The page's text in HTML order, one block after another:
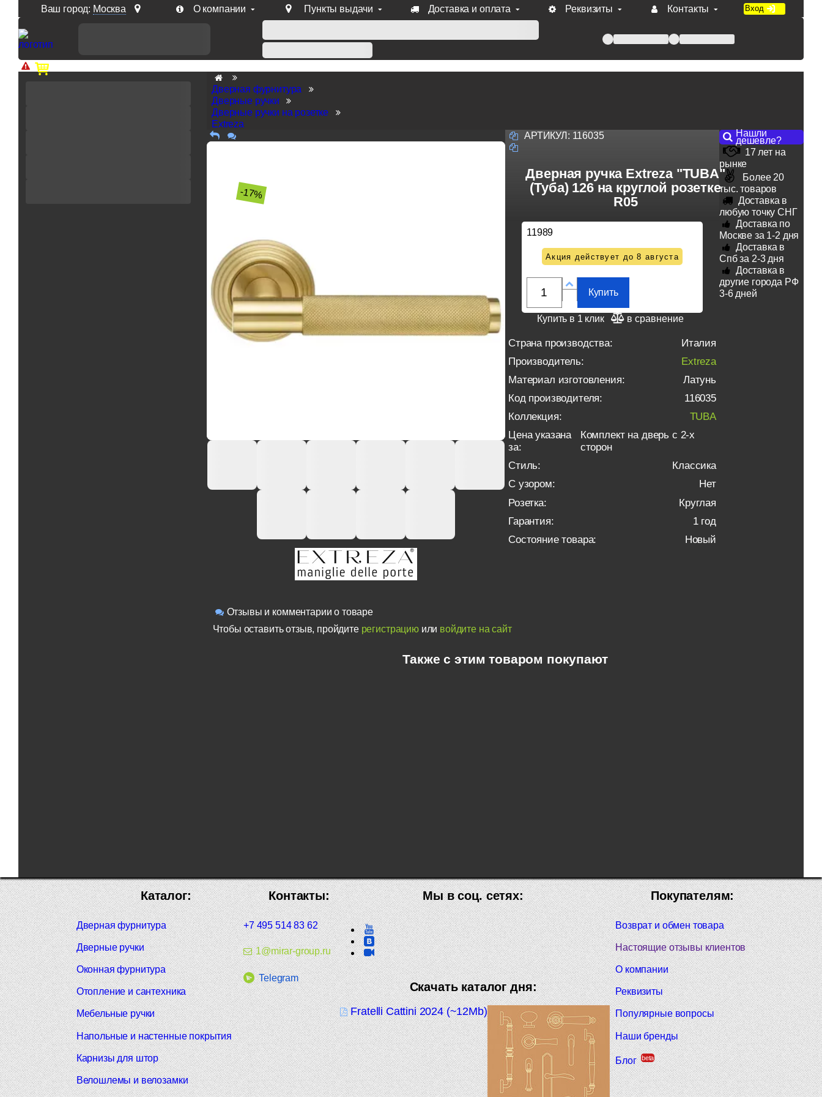
Ваш город: Москва О компании Пункты выдачи Доставка и оплата Реквизиты Контакты Вход
Доп. скидка от цен на сайте 7% при заказе от 50 тыс. руб продукции Venezia, Fratelli, Tupai, Extreza, Melodia, Forme при оплате по счету.
Дверная фурнитура
Дверные ручки
Дверные ручки на розетке
Extreza
-17%
АРТИКУЛ: 116035
Дверная ручка Extreza "TUBA"
(Туба) 126 на круглой розетке
R05
11989
Акция действует до 8 августа
Купить
Купить в 1 клик в сравнение
Страна производства:
Италия
Производитель:
Extreza
Материал изготовления:
Латунь
Код производителя:
116035
Коллекция:
TUBA
Цена указана
за:
Комплект на дверь с 2-х
сторон
Стиль:
Классика
С узором:
Нет
Розетка:
Круглая
Гарантия:
1 год
Состояние товара:
Новый
Нашли
дешевле?
17 лет на
рынке
Более 20
тыс. товаров
Доставка в
любую точку СНГ
Доставка по
Москве за 1-2 дня
Доставка в
Спб за 2-3 дня
Доставка в
другие города РФ
3-6 дней
Отзывы и комментарии о товаре
Чтобы оставить отзыв, пройдите регистрациюили войдите на сайт
Также с этим товаром покупают
Покупателям:
Возврат и обмен товара
Настоящие отзывы клиентов
О компании
Реквизиты
Популярные вопросы
Наши бренды
Блог beta
Мы в соц. сетях:
Скачать каталог дня:
Fratelli Cattini 2024 (~12Mb)
Контакты:
+7 495 514 83 62
1@mirar-group.ru
Telegram
Каталог:
Дверная фурнитура
Дверные ручки
Оконная фурнитура
Отопление и сантехника
Мебельные ручки
Напольные и настенные покрытия
Карнизы для штор
Велошлемы и велозамки